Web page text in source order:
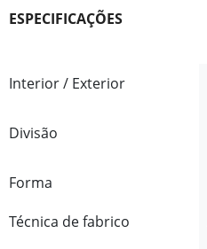
ESPECIFICAÇÕES
Interior / Exterior
Divisão
Forma
Técnica de fabrico